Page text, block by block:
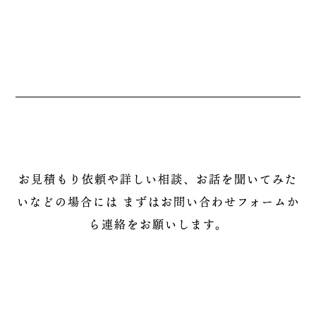
お見積もり依頼や詳しい相談、お話を聞いてみた
いなどの場合には まずはお問い合わせフォームか
ら連絡をお願いします。